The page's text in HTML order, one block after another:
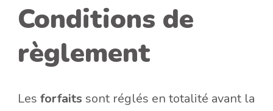
Conditions de
règlement
Les forfaits sont réglés en totalité avant la